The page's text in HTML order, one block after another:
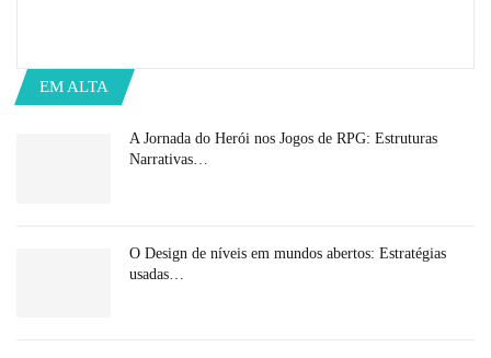
EM ALTA
A Jornada do Herói nos Jogos de RPG: Estruturas
Narrativas…
O Design de níveis em mundos abertos: Estratégias
usadas…